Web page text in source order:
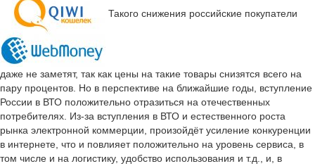
Такого снижения российские покупатели
даже не заметят, так как цены на такие товары снизятся всего на
пару процентов. Но в перспективе на ближайшие годы, вступление
России в ВТО положительно отразиться на отечественных
потребителях. Из-за вступления в ВТО и естественного роста
рынка электронной коммерции, произойдёт усиление конкуренции
в интернете, что и повлияет положительно на уровень сервиса, в
том числе и на логистику, удобство использования и т.д., и, в